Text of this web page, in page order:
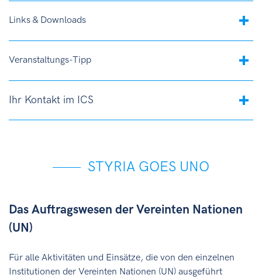
Links & Downloads
Veranstaltungs-Tipp
Ihr Kontakt im ICS
STYRIA GOES UNO
Das Auftragswesen der Vereinten Nationen
(UN)
Für alle Aktivitäten und Einsätze, die von den einzelnen
Institutionen der Vereinten Nationen (UN) ausgeführt